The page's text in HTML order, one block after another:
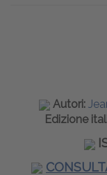
Autori:
Edizione